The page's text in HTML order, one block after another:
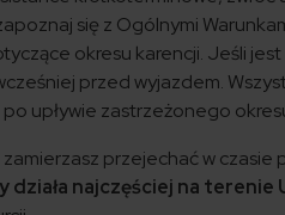
się z Ogólnymi
okresu karencji. Jeśli
przed wyjazdem.
upływie zastrzeżonego
przejechać w czasie
działa najczęściej na terenie